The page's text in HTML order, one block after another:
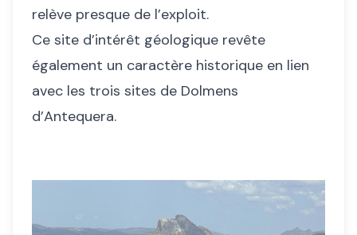
relève presque de l’exploit.
Ce site d’intérêt géologique revête
également un caractère historique en lien
avec les trois sites de Dolmens
d’Antequera.